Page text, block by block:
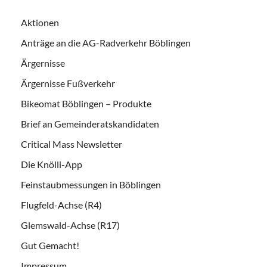
Aktionen
Anträge an die AG-Radverkehr Böblingen
Ärgernisse
Ärgernisse Fußverkehr
Bikeomat Böblingen – Produkte
Brief an Gemeinderatskandidaten
Critical Mass Newsletter
Die Knölli-App
Feinstaubmessungen in Böblingen
Flugfeld-Achse (R4)
Glemswald-Achse (R17)
Gut Gemacht!